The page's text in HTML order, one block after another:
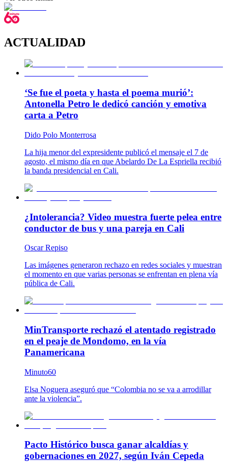
ACTUALIDAD
‘Se fue el poeta y hasta el poema murió’:
Antonella Petro le dedicó canción y emotiva
carta a Petro
Dido Polo Monterrosa
La hija menor del expresidente publicó el mensaje el 7 de
agosto, el mismo día en que Abelardo De La Espriella recibió
la banda presidencial en Cali.
¿Intolerancia? Video muestra fuerte pelea entre
conductor de bus y una pareja en Cali
Oscar Repiso
Las imágenes generaron rechazo en redes sociales y muestran
el momento en que varias personas se enfrentan en plena vía
pública de Cali.
MinTransporte rechazó el atentado registrado
en el peaje de Mondomo, en la vía
Panamericana
Minuto60
Elsa Noguera aseguró que “Colombia no se va a arrodillar
ante la violencia”.
Pacto Histórico busca ganar alcaldías y
gobernaciones en 2027, según Iván Cepeda